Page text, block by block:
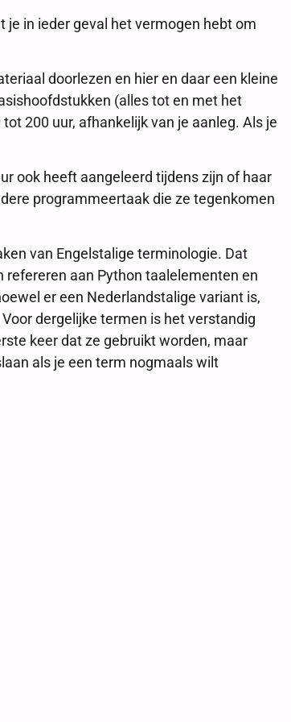
in ieder geval het vermogen hebt om
doorlezen en hier en daar een kleine
(alles tot en met het
200 uur, afhankelijk van je aanleg. Als je
ook heeft aangeleerd tijdens zijn of haar
programmeertaak die ze tegenkomen
van Engelstalige terminologie. Dat
refereren aan Python taalelementen en
er een Nederlandstalige variant is,
Voor dergelijke termen is het verstandig
keer dat ze gebruikt worden, maar
als je een term nogmaals wilt